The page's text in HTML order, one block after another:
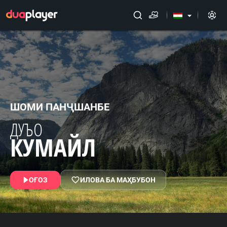
arrow_drop_down
ШОМИ ПАНҶШАНБЕ
ДУЪО
КУМАЙЛ
ОҒОЗ ИЛОВА БА МАҲБУБОН